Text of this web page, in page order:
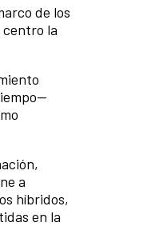
de los
centro la
a
híbridos,
en la